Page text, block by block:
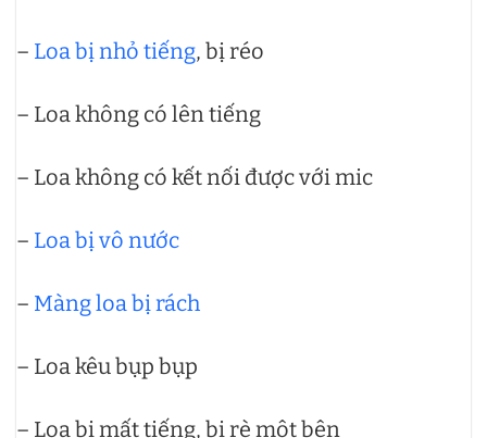
– Loa bị nhỏ tiếng, bị réo
– Loa không có lên tiếng
– Loa không có kết nối được với mic
– Loa bị vô nước
– Màng loa bị rách
– Loa kêu bụp bụp
– Loa bị mất tiếng, bị rè một bên